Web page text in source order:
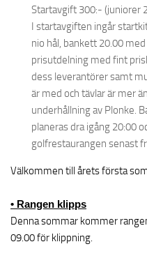
Startavgift 300:- (juniorer
I startavgiften ingår
nio hål, bankett 20.00
prisutdelning med fint
dess leverantörer samt
är med och tävlar är mer
underhållning av Plonke.
planeras dra igång 20:00
golfrestaurangen senast
Välkommen till årets första
• Rangen klipps
Denna sommar kommer
09.00 för klippning.